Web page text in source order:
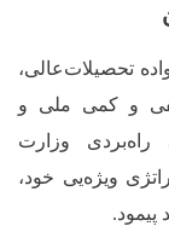
تحصیلات‌عالی،
و کمی ملی و
راه‌بردی وزارت
ویژه‌یی خود،
پیمود.